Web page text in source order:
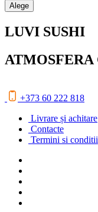
Alege
LUVI SUSHI
ATMOSFERA
+373 60 222 818
Livrare și achitare
Contacte
Termini si conditii